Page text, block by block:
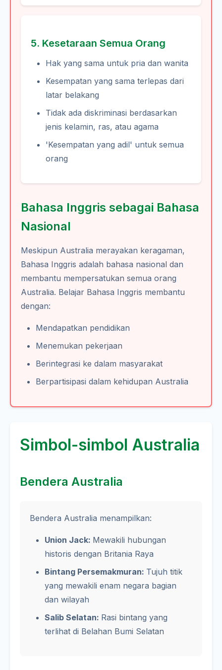
5. Kesetaraan Semua Orang
Hak yang sama untuk pria dan wanita
Kesempatan yang sama terlepas dari
latar belakang
Tidak ada diskriminasi berdasarkan
jenis kelamin, ras, atau agama
'Kesempatan yang adil' untuk semua
orang
Bahasa Inggris sebagai Bahasa
Nasional
Meskipun Australia merayakan keragaman,
Bahasa Inggris adalah bahasa nasional dan
membantu mempersatukan semua orang
Australia. Belajar Bahasa Inggris membantu
dengan:
Mendapatkan pendidikan
Menemukan pekerjaan
Berintegrasi ke dalam masyarakat
Berpartisipasi dalam kehidupan Australia
Simbol-simbol Australia
Bendera Australia
Bendera Australia menampilkan:
Union Jack: Mewakili hubungan
historis dengan Britania Raya
Bintang Persemakmuran: Tujuh titik
yang mewakili enam negara bagian
dan wilayah
Salib Selatan: Rasi bintang yang
terlihat di Belahan Bumi Selatan